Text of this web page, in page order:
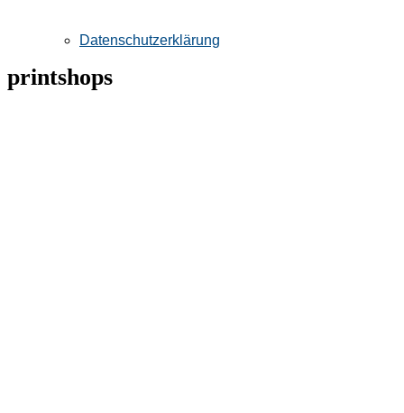
Datenschutzerklärung
printshops